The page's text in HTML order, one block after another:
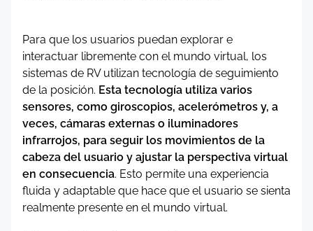
Para que los usuarios puedan explorar e
interactuar libremente con el mundo virtual, los
sistemas de RV utilizan tecnología de seguimiento
de la posición. Esta tecnología utiliza varios
sensores, como giroscopios, acelerómetros y, a
veces, cámaras externas o iluminadores
infrarrojos, para seguir los movimientos de la
cabeza del usuario y ajustar la perspectiva virtual
en consecuencia. Esto permite una experiencia
fluida y adaptable que hace que el usuario se sienta
realmente presente en el mundo virtual.